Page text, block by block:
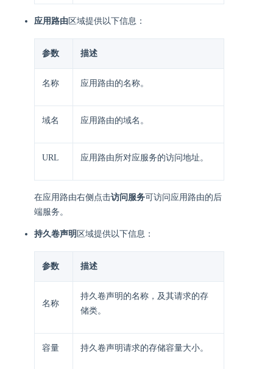
应用路由 区域提供以下信息：
参数 描述
名称 应用路由的名称。
域名 应用路由的域名。
URL 应用路由所对应服务的访问地址。
在应用路由右侧点击访问服务可访问应用路由的后
端服务。
持久卷声明 区域提供以下信息：
参数 描述
名称
持久卷声明的名称，及其请求的存
储类。
容量 持久卷声明请求的存储容量大小。